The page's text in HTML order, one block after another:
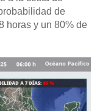
de
horas y un 80% de